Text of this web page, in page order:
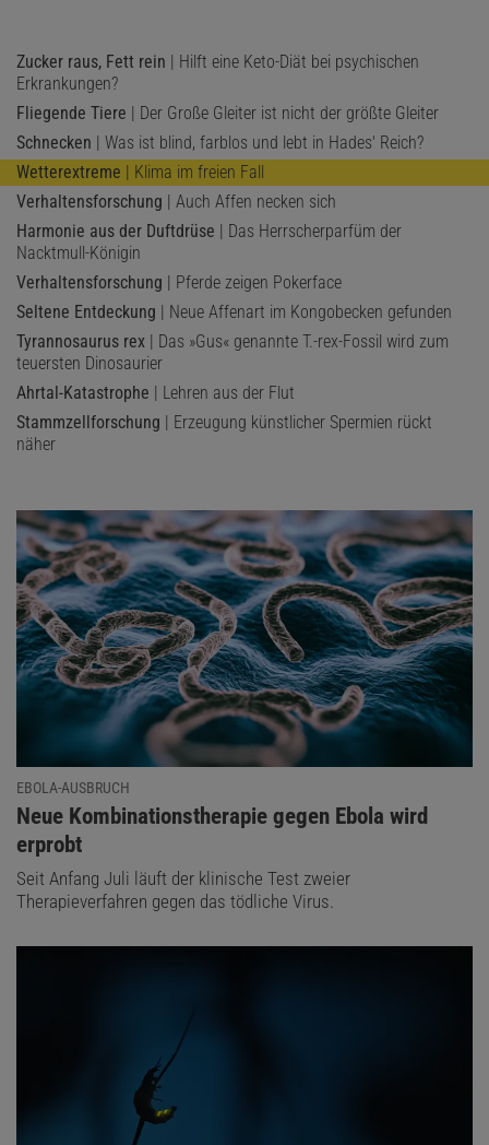
Zucker raus, Fett rein | Hilft eine Keto-Diät bei psychischen
Erkrankungen?
Fliegende Tiere | Der Große Gleiter ist nicht der größte Gleiter
Schnecken | Was ist blind, farblos und lebt in Hades' Reich?
Wetterextreme | Klima im freien Fall
Verhaltensforschung | Auch Affen necken sich
Harmonie aus der Duftdrüse | Das Herrscherparfüm der
Nacktmull-Königin
Verhaltensforschung | Pferde zeigen Pokerface
Seltene Entdeckung | Neue Affenart im Kongobecken gefunden
Tyrannosaurus rex | Das »Gus« genannte T.-rex-Fossil wird zum
teuersten Dinosaurier
Ahrtal-Katastrophe | Lehren aus der Flut
Stammzellforschung | Erzeugung künstlicher Spermien rückt
näher
EBOLA-AUSBRUCH
:
Neue Kombinationstherapie gegen Ebola wird
erprobt
Seit Anfang Juli läuft der klinische Test zweier
Therapieverfahren gegen das tödliche Virus.